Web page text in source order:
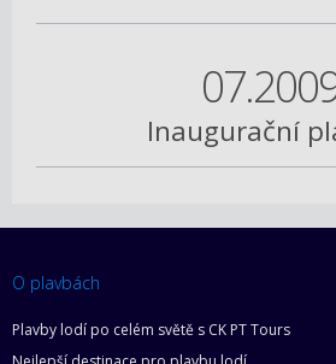
Inaugurační
O plavbách
Plavby lodí po celém světě s CK PT Tours